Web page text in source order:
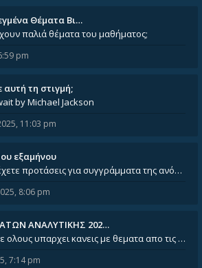
Θέματα Βι…
παλιά θέματα του μαθήματος;
pm
αυτή τη στιγμή;
by Michael Jackson
11:03 pm
εξαμήνου
Καλησπέρα, έχετε προτάσεις για συγγράμματα της ανόργανης χημείας? Είμαι ανάμεσα σε Λιοδάκη, Chung και Atkins
8:06 pm
ΑΝΑΛΥΤΙΚΗΣ 202…
Καλησπερα σε ολους υπαρχει κανεις με θεματα απο τις εξετασεις του ιουνιου και σεπτεμβρίου για την αναλυτικη χημεια
7:14 pm